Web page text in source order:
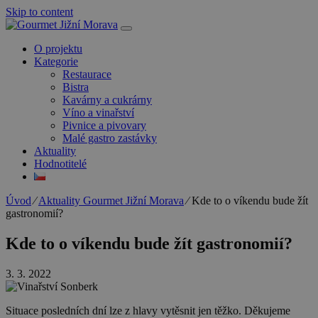
Skip to content
O projektu
Kategorie
Restaurace
Bistra
Kavárny a cukrárny
Víno a vinařství
Pivnice a pivovary
Malé gastro zastávky
Aktuality
Hodnotitelé
Úvod⁄Aktuality Gourmet Jižní Morava⁄Kde to o víkendu bude žít
gastronomií?
Kde to o víkendu bude žít gastronomií?
3. 3. 2022
Situace posledních dní lze z hlavy vytěsnit jen těžko. Děkujeme